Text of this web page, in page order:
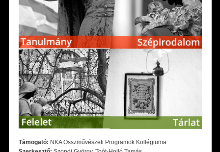
Támogató: NKA Összművészeti Programok Kollégiuma